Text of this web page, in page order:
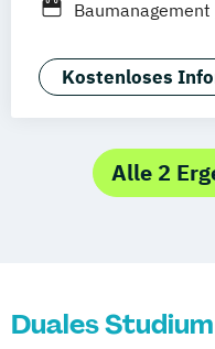
Hospitality
Hotel
Management
Hotelökonom
Kommunikation
Stuttgart
Baumanagement
Digital
Digital
Fashion & Beauty
Fashion Studies
Kostenloses
Alle 2
Duales Studium